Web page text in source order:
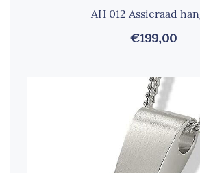
AH 012 Assieraad
€199,00